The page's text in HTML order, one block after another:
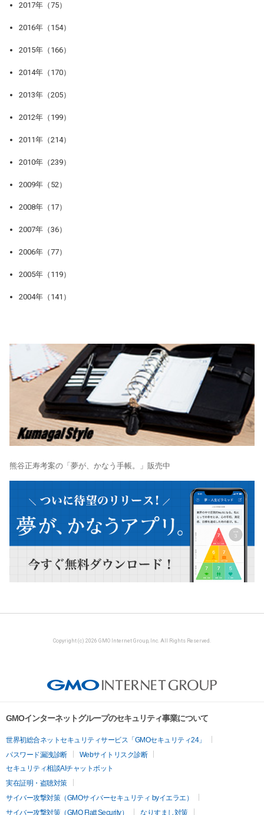
2017年（75）
2016年（154）
2015年（166）
2014年（170）
2013年（205）
2012年（199）
2011年（214）
2010年（239）
2009年（52）
2008年（17）
2007年（36）
2006年（77）
2005年（119）
2004年（141）
熊谷正寿考案の「夢が、かなう手帳。」販売中
Copyright (c) 2026 GMO Internet Group, Inc. All Rights Reserved.
GMOインターネットグループのセキュリティ事業について
世界初総合ネットセキュリティサービス「GMOセキュリティ24」
パスワード漏洩診断
Webサイトリスク診断
セキュリティ相談AIチャットボット
実在証明・盗聴対策
サイバー攻撃対策（GMOサイバーセキュリティ byイエラエ）
サイバー攻撃対策（GMO Flatt Security）
なりすまし対策